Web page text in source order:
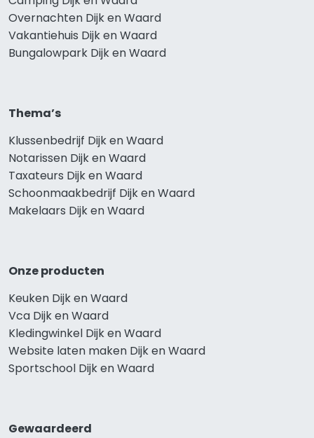
Overnachten Dijk en Waard
Vakantiehuis Dijk en Waard
Bungalowpark Dijk en Waard
Thema’s
Klussenbedrijf Dijk en Waard
Notarissen Dijk en Waard
Taxateurs Dijk en Waard
Schoonmaakbedrijf Dijk en Waard
Makelaars Dijk en Waard
Onze producten
Keuken Dijk en Waard
Vca Dijk en Waard
Kledingwinkel Dijk en Waard
Website laten maken Dijk en Waard
Sportschool Dijk en Waard
Gewaardeerd